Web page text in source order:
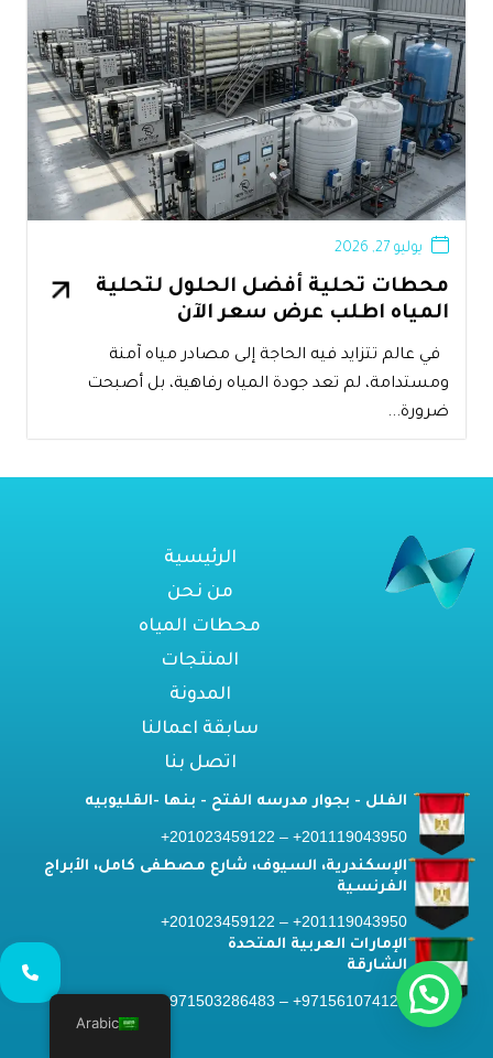
محطات تحلية أفضل الحلول لتحلية
المياه اطلب عرض سعر الآن
يوليو 27, 2026
في عالم تتزايد فيه الحاجة إلى مصادر مياه آمنة
ومستدامة، لم تعد جودة المياه رفاهية، بل أصبحت
ضرورة...
الرئيسية
من نحن
محطات المياه
المنتجات
المدونة
سابقة اعمالنا
اتصل بنا
الفلل - بجوار مدرسه الفتح - بنها -القليوبيه
201119043950+ – 201023459122+
الإسكندرية، السيوف، شارع مصطفى كامل، الأبراج
الفرنسية
201119043950+ – 201023459122+
الإمارات العربية المتحدة
الشارقة
971561074122+ – 971503286483+
Arabic